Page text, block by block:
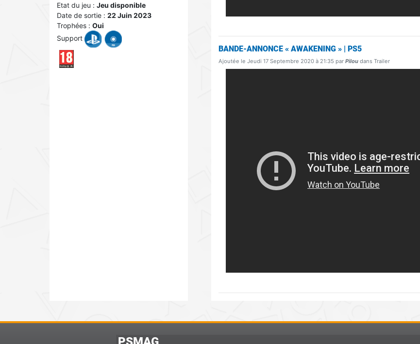
Etat du jeu : Jeu disponible
Date de sortie : 22 Juin 2023
Trophées : Oui
Support
BANDE-ANNONCE « AWAKENING » | PS5
Ajoutée le Jeudi 17 Septembre 2020 à 21:35 parPiloudans Trailer